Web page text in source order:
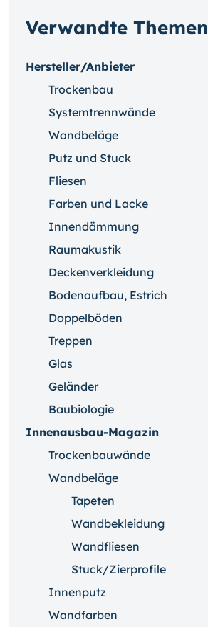
Verwandte Themen
Hersteller/Anbieter
Trockenbau
Systemtrennwände
Wandbeläge
Putz und Stuck
Fliesen
Farben und Lacke
Innendämmung
Raumakustik
Deckenverkleidung
Bodenaufbau, Estrich
Doppelböden
Treppen
Glas
Geländer
Baubiologie
Innenausbau-Magazin
Trockenbauwände
Wandbeläge
Tapeten
Wandbekleidung
Wandfliesen
Stuck/Zierprofile
Innenputz
Wandfarben